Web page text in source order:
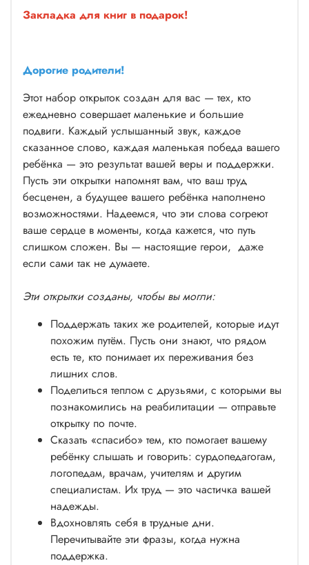
слышать и говорить: сурдопедагогам, логопедам,
врачам, учителям и другим специалистам. Их труд —
фразы, когда нужна поддержка.
Ваш ребенок уникален, и ваш путь — тоже.
Возможность слышать красоту этого мира начинается
именно с вас. И даже если сейчас каждый звук, каждое
слово дается с трудом, помните, когда-нибудь вы
попросите своего ребёнка помолчать.
С любовью и верой в вас, команда Ю.
Закладка для книг в подарок!
Дорогие родители!
Этот набор открыток создан для вас — тех, кто
ежедневно совершает маленькие и большие
подвиги. Каждый услышанный звук, каждое
сказанное слово, каждая маленькая победа вашего
ребёнка — это результат вашей веры и поддержки.
Пусть эти открытки напомнят вам, что ваш труд
бесценен, а будущее вашего ребёнка наполнено
возможностями. Надеемся, что эти слова согреют
ваше сердце в моменты, когда кажется, что путь
слишком сложен. Вы — настоящие герои, даже
если сами так не думаете.
Эти открытки созданы, чтобы вы могли:
Поддержать таких же родителей, которые идут
похожим путём. Пусть они знают, что рядом
есть те, кто понимает их переживания без
лишних слов.
Поделиться теплом с друзьями, с которыми вы
познакомились на реабилитации — отправьте
открытку по почте.
Сказать «спасибо» тем, кто помогает вашему
ребёнку слышать и говорить: сурдопедагогам,
логопедам, врачам, учителям и другим
специалистам. Их труд — это частичка вашей
надежды.
Вдохновлять себя в трудные дни.
Перечитывайте эти фразы, когда нужна
поддержка.